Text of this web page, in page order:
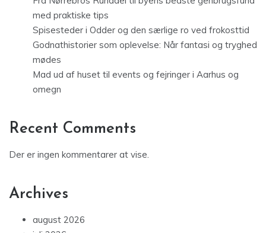
med praktiske tips
Spisesteder i Odder og den særlige ro ved frokosttid
Godnathistorier som oplevelse: Når fantasi og tryghed
mødes
Mad ud af huset til events og fejringer i Aarhus og
omegn
Recent Comments
Der er ingen kommentarer at vise.
Archives
august 2026